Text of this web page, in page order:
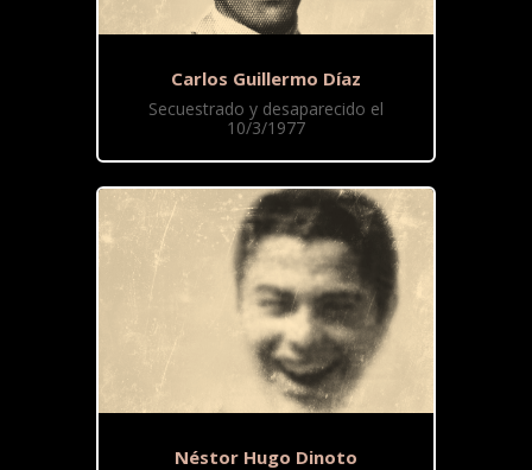
Carlos Guillermo Díaz
Secuestrado y desaparecido el
10/3/1977
Néstor Hugo Dinoto